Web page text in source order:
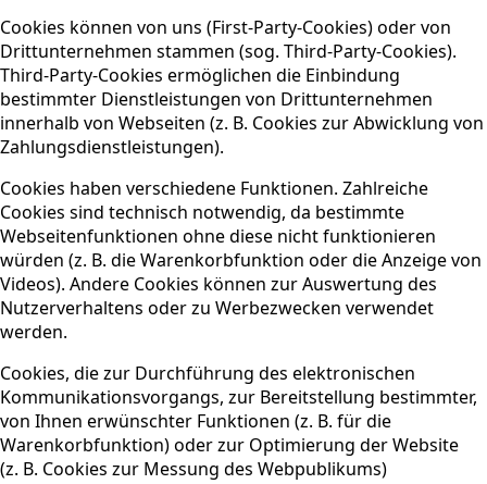
Cookies können von uns (First-Party-Cookies) oder von
Drittunternehmen stammen (sog. Third-Party-Cookies).
Third-Party-Cookies ermöglichen die Einbindung
bestimmter Dienstleistungen von Drittunternehmen
innerhalb von Webseiten (z. B. Cookies zur Abwicklung von
Zahlungsdienstleistungen).
Cookies haben verschiedene Funktionen. Zahlreiche
Cookies sind technisch notwendig, da bestimmte
Webseitenfunktionen ohne diese nicht funktionieren
würden (z. B. die Warenkorbfunktion oder die Anzeige von
Videos). Andere Cookies können zur Auswertung des
Nutzerverhaltens oder zu Werbezwecken verwendet
werden.
Cookies, die zur Durchführung des elektronischen
Kommunikationsvorgangs, zur Bereitstellung bestimmter,
von Ihnen erwünschter Funktionen (z. B. für die
Warenkorbfunktion) oder zur Optimierung der Website
(z. B. Cookies zur Messung des Webpublikums)